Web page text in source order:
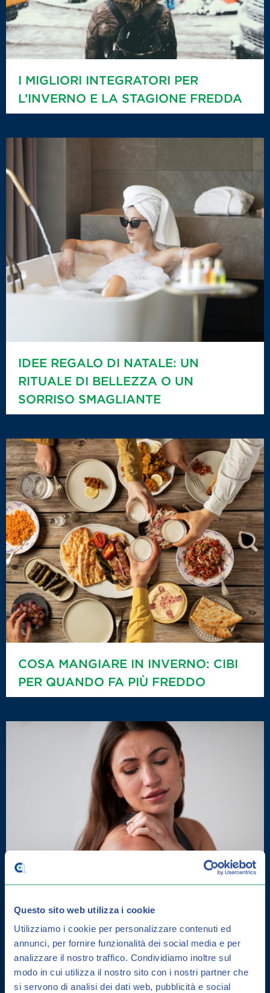
Questo sito web utilizza i cookie
Utilizziamo i cookie per personalizzare contenuti ed
annunci, per fornire funzionalità dei social media e per
analizzare il nostro traffico. Condividiamo inoltre sul
modo in cui utilizza il nostro sito con i nostri partner che
si servono di analisi dei dati web, pubblicità e social
I MIGLIORI INTEGRATORI PER
L’INVERNO E LA STAGIONE FREDDA
IDEE REGALO DI NATALE: UN
RITUALE DI BELLEZZA O UN
SORRISO SMAGLIANTE
COSA MANGIARE IN INVERNO: CIBI
PER QUANDO FA PIÙ FREDDO
DERMATITE SEBORROICA: COME
CURARLA E GUIDA ALLA
PREVENZIONE